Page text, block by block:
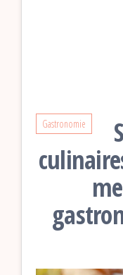
Gastronomie